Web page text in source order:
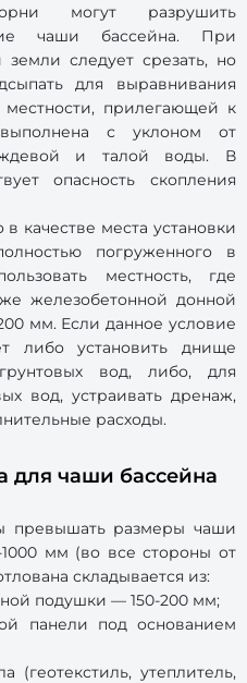
могут разрушить
чаши бассейна. При
земли следует срезать, но
для выравнивания
прилегающей к
с уклоном от
и талой воды. В
опасность скопления
качестве места установки
погруженного в
местность, где
железобетонной донной
мм. Если данное условие
либо установить днище
вод, либо, для
вод, устраивать дренаж,
расходы.
для чаши бассейна
превышать размеры чаши
мм (во все стороны от
складывается из:
подушки — 150-200 мм;
панели под основанием
(геотекстиль, утеплитель,